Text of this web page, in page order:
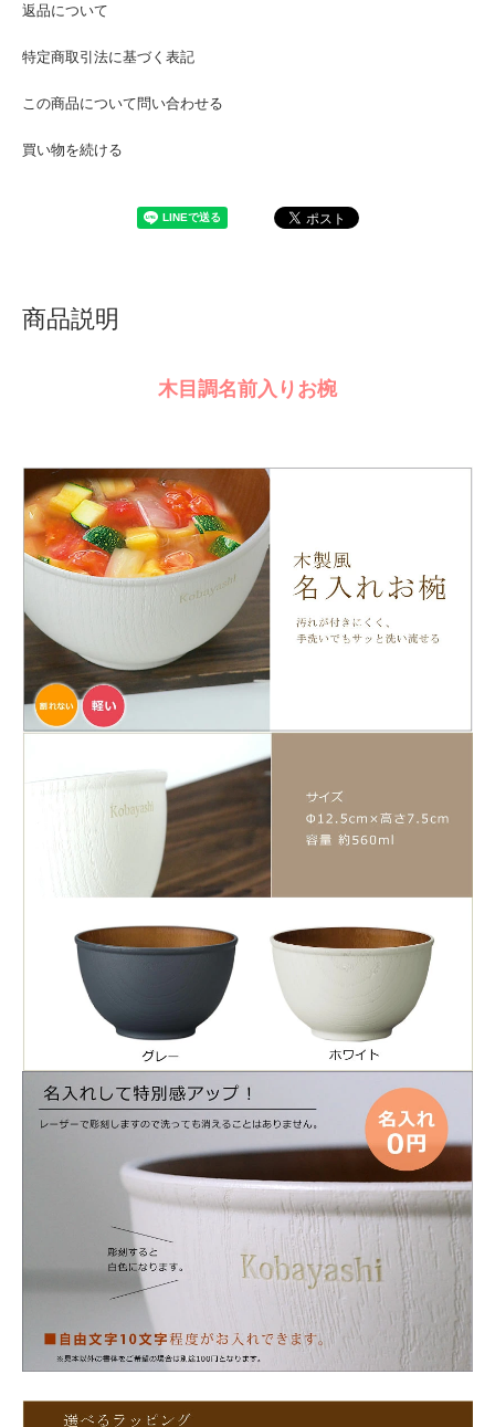
返品について
特定商取引法に基づく表記
この商品について問い合わせる
買い物を続ける
商品説明
木目調名前入りお椀